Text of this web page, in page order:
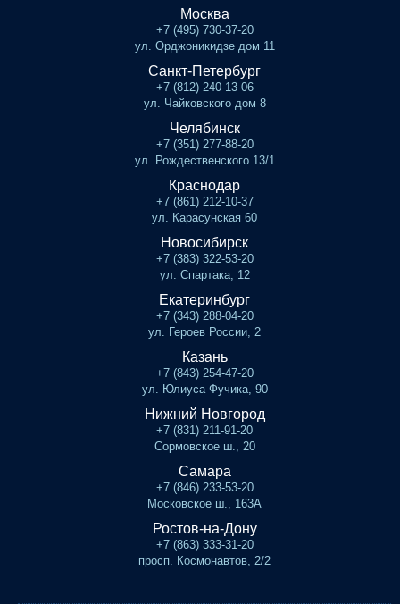
Москва
+7 (495) 730-37-20
ул. Орджоникидзе дом 11
Санкт-Петербург
+7 (812) 240-13-06
ул. Чайковского дом 8
Челябинск
+7 (351) 277-88-20
ул. Рождественского 13/1
Краснодар
+7 (861) 212-10-37
ул. Карасунская 60
Новосибирск
+7 (383) 322-53-20
ул. Спартака, 12
Екатеринбург
+7 (343) 288-04-20
ул. Героев России, 2
Казань
+7 (843) 254-47-20
ул. Юлиуса Фучика, 90
Нижний Новгород
+7 (831) 211-91-20
Сормовское ш., 20
Самара
+7 (846) 233-53-20
Московское ш., 163А
Ростов-на-Дону
+7 (863) 333-31-20
просп. Космонавтов, 2/2